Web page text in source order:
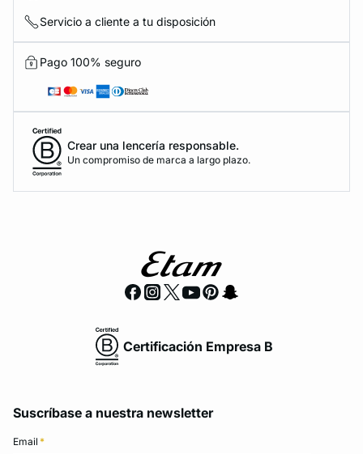
Servicio a cliente a tu disposición
Pago 100% seguro
Crear una lencería responsable.
Un compromiso de marca a largo plazo.
Certificación Empresa B
Suscríbase a nuestra newsletter
Email *